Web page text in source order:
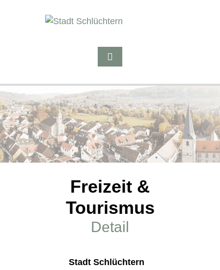
Freizeit &
Tourismus
Detail
Stadt Schlüchtern